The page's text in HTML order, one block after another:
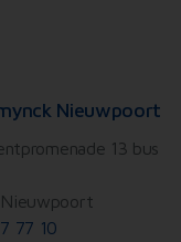
Nieuwpoort
13 bus
77 10